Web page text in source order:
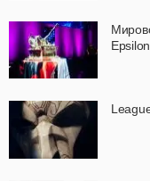
Epsilon